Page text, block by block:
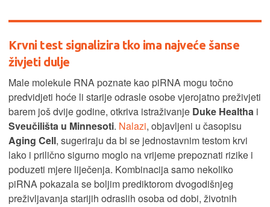
Krvni test signalizira tko ima najveće šanse
živjeti dulje
Male molekule RNA poznate kao piRNA mogu točno
predvidjeti hoće li starije odrasle osobe vjerojatno preživjeti
barem još dvije godine, otkriva istraživanje Duke Healtha i
Sveučilišta u Minnesoti. Nalazi, objavljeni u časopisu
Aging Cell, sugeriraju da bi se jednostavnim testom krvi
lako i prilično sigurno moglo na vrijeme prepoznati rizike i
poduzeti mjere liječenja. Kombinacija samo nekoliko
piRNA pokazala se boljim prediktorom dvogodišnjeg
preživljavanja starijih odraslih osoba od dobi, životnih